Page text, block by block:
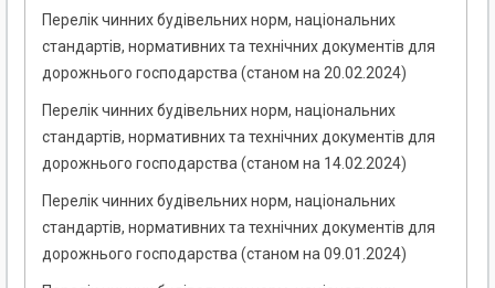
Перелік чинних будівельних норм, національних
стандартів, нормативних та технічних документів для
дорожнього господарства (станом на 20.02.2024)
Перелік чинних будівельних норм, національних
стандартів, нормативних та технічних документів для
дорожнього господарства (станом на 14.02.2024)
Перелік чинних будівельних норм, національних
стандартів, нормативних та технічних документів для
дорожнього господарства (станом на 09.01.2024)